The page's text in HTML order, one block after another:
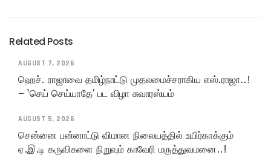
Related Posts
AUGUST 7, 2026
ஹெச். ராஜாவை தமிழ்நாட்டு முதலமைச்சராகிய எஸ்.ராஜா..!
– ‘செய் செய்யாதே’ பட விழா சுவாரஸ்யம்
AUGUST 5, 2026
சென்னை பன்னாட்டு விமான நிலையத்தில் உயிர்காக்கும்
ஏ.இ.டி கருவிகளை நிறுவும் காவேரி மருத்துவமனை..!